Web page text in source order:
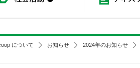
について お知らせ 2024年のお知らせ